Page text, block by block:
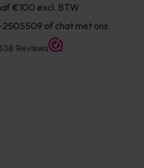
€100 excl. BTW
2505509 of chat met ons